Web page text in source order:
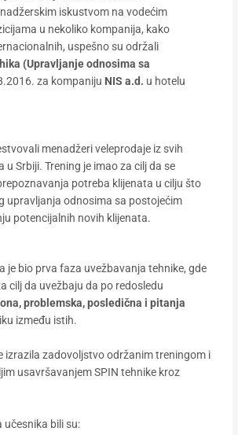
iskustvom na vodećim
u nekoliko kompanija, kako
uspešno su održali
(Upravljanje odnosima sa
za kompaniju NIS a.d. u hotelu
menadžeri veleprodaje iz svih
u Srbiji. Trening je imao za cilj da se
potreba klijenata u cilju što
upravljanja odnosima sa postojećim
potencijalnih novih klijenata.
je bio prva faza uvežbavanja tehnike, gde
cilj da uvežbaju da po redosledu
problemska, posledična i pitanja
između istih.
izrazila zadovoljstvo održanim treningom i
usavršavanjem SPIN tehnike kroz
učesnika bili su: